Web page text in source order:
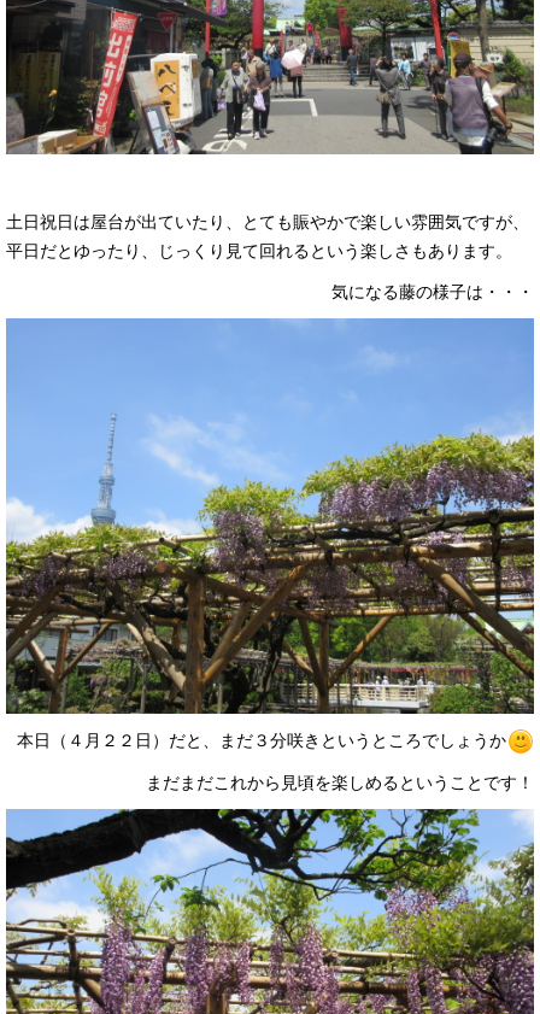
土日祝日は屋台が出ていたり、とても賑やかで楽しい雰囲気ですが、
平日だとゆったり、じっくり見て回れるという楽しさもあります。
気になる藤の様子は・・・
本日（４月２２日）だと、まだ３分咲きというところでしょうか
まだまだこれから見頃を楽しめるということです！